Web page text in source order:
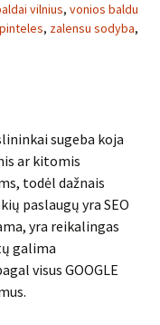
vilnius, vonios baldu
, zalensu sodyba,
sugeba koja
ar kitomis
todėl dažnais
paslaugų yra SEO
yra reikalingas
galima
visus GOOGLE